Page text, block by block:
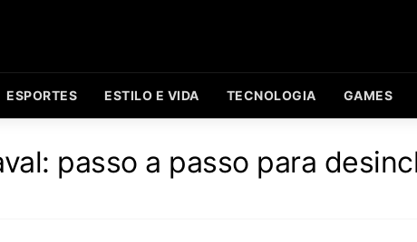
ESPORTES ESTILO E VIDA TECNOLOGIA GAMES
passo a passo para